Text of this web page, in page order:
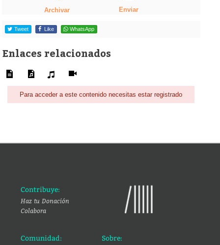
Archivar Enviar
Tweet Like WhatsApp
Enlaces relacionados
Para acceder a este contenido necesitas estar registrado
Contribuye:
Haz tu Donación
Colabora
Comunidad: Sobre: